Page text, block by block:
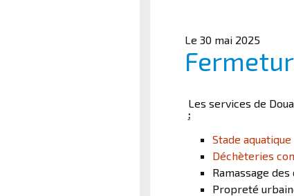
Le 30 mai 2025
Les services de
:
Stade aquatique
Déchèteries
Ramassage
Propreté